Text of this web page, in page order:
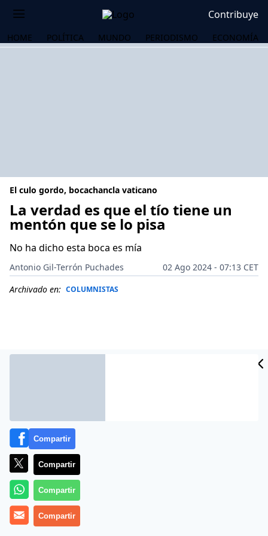
Contribuye
HOME POLÍTICA MUNDO PERIODISMO ECONOMÍA
El culo gordo, bocachancla vaticano
La verdad es que el tío tiene un
mentón que se lo pisa
No ha dicho esta boca es mía
Antonio Gil-Terrón Puchades
02 Ago 2024 - 07:13 CET
Archivado en: COLUMNISTAS
Más información
Compartir
Compartir
Compartir
Compartir